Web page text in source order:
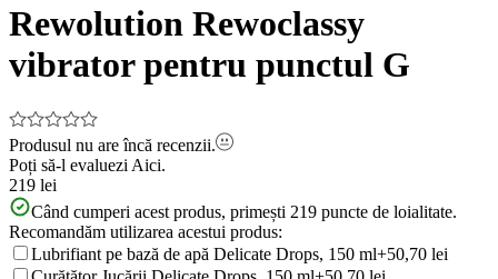
Rewolution Rewoclassy
vibrator pentru punctul G
Produsul nu are încă recenzii.
Poți să-l evaluezi Aici.
219 lei
Când cumperi acest produs, primești 219 puncte de loialitate.
Recomandăm utilizarea acestui produs:
Lubrifiant pe bază de apă Delicate Drops, 150 ml+50,70 lei